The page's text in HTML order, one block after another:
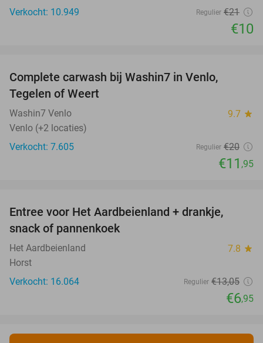
Verkocht: 10.949
Regulier €21
€10
Complete carwash bij Washin7 in Venlo,
Tegelen of Weert
Washin7 Venlo 9.7 star
Venlo (+2 locaties)
Verkocht: 7.605
Regulier €20
€11 ,95
Entree voor Het Aardbeienland + drankje,
snack of pannenkoek
Het Aardbeienland 7.8 star
Horst
Verkocht: 16.064
Regulier €13,05
€6,95